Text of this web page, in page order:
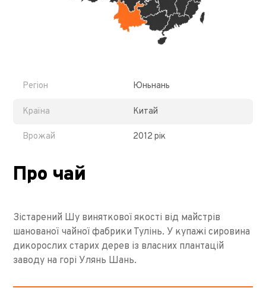
Регіон Юньнань
Країна Китай
Врожай 2012 рік
Про чай
Зістарений Шу виняткової якості від майстрів
шанованої чайної фабрики Тулінь. У купажі сировина
дикорослих старих дерев із власних плантацій
заводу на горі Улянь Шань.